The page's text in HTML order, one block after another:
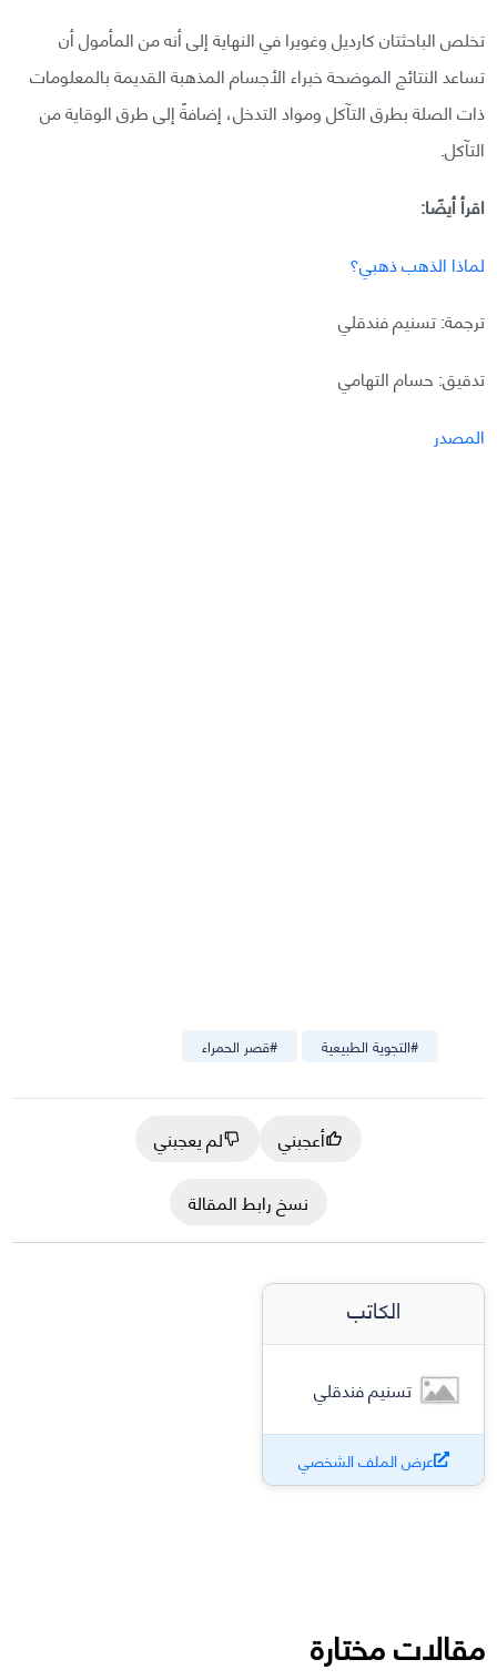
تخلص الباحثتان كارديل وغويرا في النهاية إلى أنه من المأمول أن
تساعد النتائج الموضحة خبراء الأجسام المذهبة القديمة بالمعلومات
ذات الصلة بطرق التآكل ومواد التدخل، إضافةً إلى طرق الوقاية من
التآكل.
اقرأ أيضًا:
لماذا الذهب ذهبي؟
ترجمة: تسنيم فندقلي
تدقيق: حسام التهامي
المصدر
#قصر الحمراء #التجوية الطبيعية
أعجبني
لم يعجبني
نسخ رابط المقالة
الكاتب
تسنيم فندقلي
عرض الملف الشخصي
مقالات مختارة